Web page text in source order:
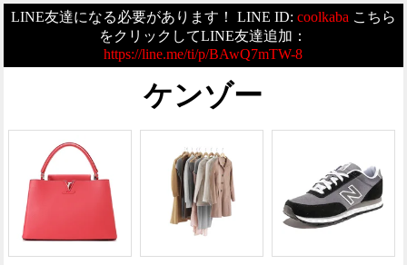
LINE友達になる必要があります！ LINE ID: coolkabaこちら
をクリックしてLINE友達追加：
https://line.me/ti/p/BAwQ7mTW-8
ケンゾー